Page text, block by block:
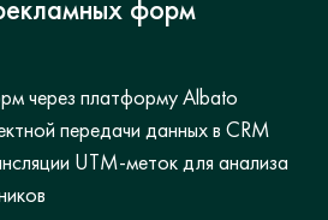
форм
через платформу Albato
передачи данных в CRM
UTM-меток для анализа